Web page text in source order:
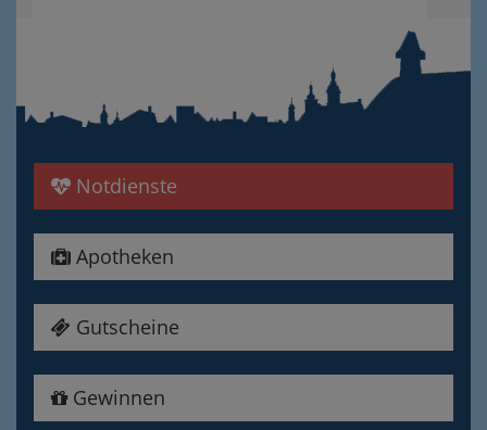
Notdienste
Apotheken
Gutscheine
Gewinnen